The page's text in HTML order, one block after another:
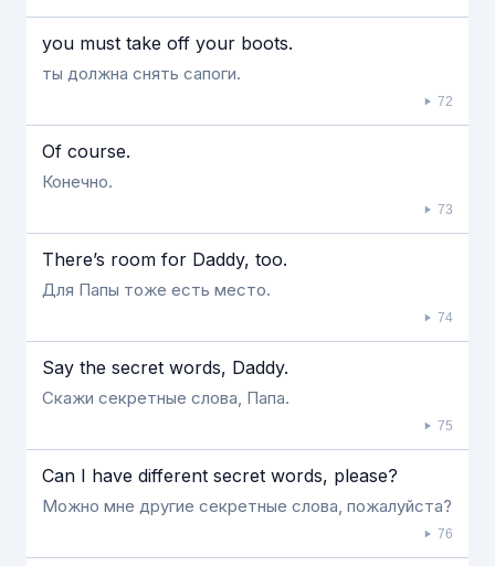
you must take off your boots.
ты должна снять сапоги.
72
Of course.
Конечно.
73
There’s room for Daddy, too.
Для Папы тоже есть место.
74
Say the secret words, Daddy.
Скажи секретные слова, Папа.
75
Can I have different secret words, please?
Можно мне другие секретные слова, пожалуйста?
76